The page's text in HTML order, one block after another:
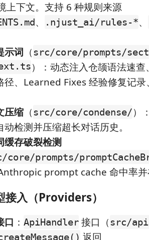
上下文。支持 6 种规则来源
、 .njust_ai/rules-*、
示词 （ src/core/prompts/
）：动态注入仓颉语法速
径、Learned Fixes 经验修复记
压缩 （ src/core/condense/）
动检测并压缩超长对话历史。
缓存破裂检测
core/prompts/
prompt cache 命中率
接入（Providers）
口 ： ApiHandler 接口（ src/
返回